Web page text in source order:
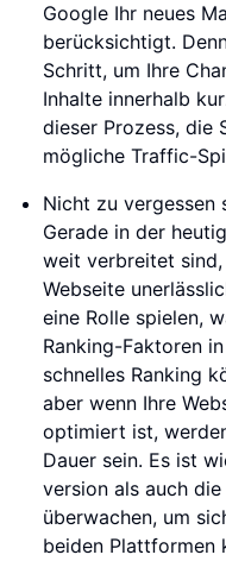
Google Ihr neues
berücksichtigt.
Schritt, um Ihre
Inhalte innerhalb
dieser Prozess, die
mögliche Traffic-
Nicht zu vergessen
Gerade in der
weit verbreitet
Webseite
eine Rolle spielen,
Ranking-Faktoren
schnelles Ranking
aber wenn Ihre
optimiert ist,
Dauer sein. Es ist
version als auch
überwachen, um
beiden Plattformen